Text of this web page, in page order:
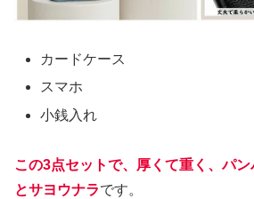
カードケース
スマホ
小銭入れ
この3点セットで、厚くて重く、パ
とサヨウナラです。